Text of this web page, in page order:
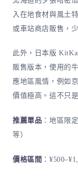
入在地食材與風土
或車站商店販售，
此外，日本版
販售版本，使用的
應地區風情，例如
價值極高。這不只
推薦單品 ：地區限
等）
價格區間 ：